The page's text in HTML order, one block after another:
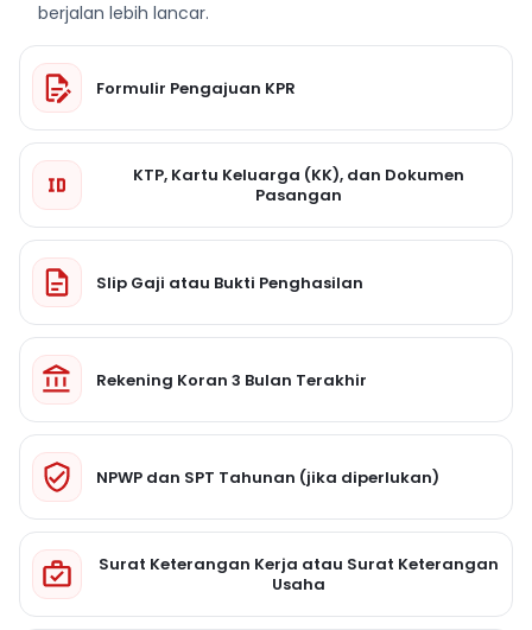
berjalan lebih lancar.
Formulir Pengajuan KPR
KTP, Kartu Keluarga (KK), dan Dokumen
Pasangan
Slip Gaji atau Bukti Penghasilan
Rekening Koran 3 Bulan Terakhir
NPWP dan SPT Tahunan (jika diperlukan)
Surat Keterangan Kerja atau Surat Keterangan
Usaha